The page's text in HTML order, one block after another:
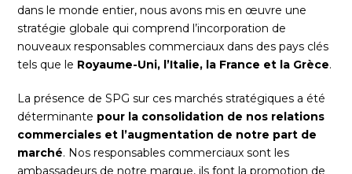
dans le monde entier, nous avons mis en œuvre une
stratégie globale qui comprend l’incorporation de
nouveaux responsables commerciaux dans des pays clés
tels que le Royaume-Uni, l’Italie, la France et la Grèce.
La présence de SPG sur ces marchés stratégiques a été
déterminante pour la consolidation de nos relations
commerciales et l’augmentation de notre part de
marché. Nos responsables commerciaux sont les
ambassadeurs de notre marque, ils font la promotion de